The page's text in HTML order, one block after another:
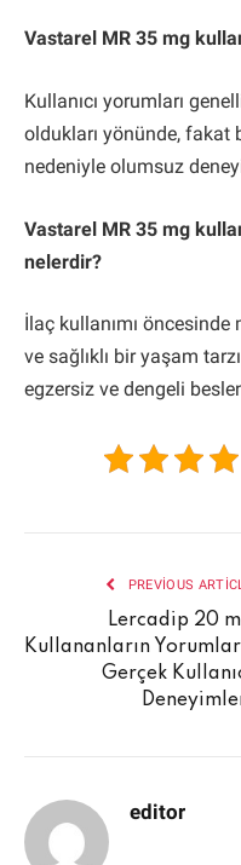
Vastarel MR 35 mg
Kullanıcı yorumları
oldukları yönünde, fakat
nedeniyle olumsuz
Vastarel MR 35 mg
nelerdir?
İlaç kullanımı öncesinde
ve sağlıklı bir yaşam
egzersiz ve dengeli
PREVIOUS
Lercadip 20
Kullananların
Gerçek
editor